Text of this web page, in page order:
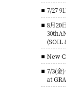
7/27
8月20
(SOIL
New
7/3(金
at